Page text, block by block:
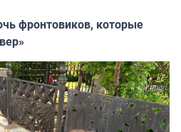
фронтовиков, которые